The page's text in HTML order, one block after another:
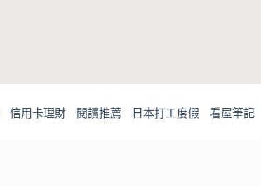
信用卡理財 閱讀推薦 日本打工度假 看屋筆記